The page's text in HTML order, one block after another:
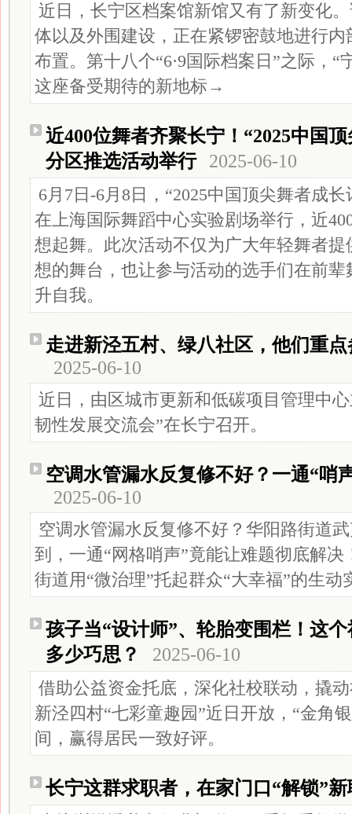
近日，长宁区档案馆新馆又有了新变化
体以及外围建设，正在紧锣密鼓地进行
布置。第十八个“6·9国际档案日”之际，“
这座备受期待的新地标→
近400位舞者齐聚长宁！“2025中国
分区推选活动举行
2025-06-10
6月7日-6月8日，“2025中国顶尖舞者成
在上海国际舞蹈中心实验剧场举行，近
想起舞。此次活动不仅为广大年轻舞者
想的舞台，也让参与活动的选手们在前
升自我。
走进新泾五村、绿八社区，他们重
2025-06-10
近日，由区城市更新和低碳项目管理中
韧性发展交流会”在长宁召开。
空调水管漏水反复修不好？一通“哨
2025-06-10
空调水管漏水反复修不好？华阳路街道
到，一通“网格哨声”竟能让难题彻底解
街道用“微治理”托起群众“大幸福”的生动
孩子当“设计师”、轮胎变围栏！这
多少巧思？
2025-06-10
借助公益资金托底，深化社校联动，撬
新泾四村“七彩童趣园”近日开放，“金角
间，赢得居民一致好评。
长宁这群求职者，在家门口“解锁”